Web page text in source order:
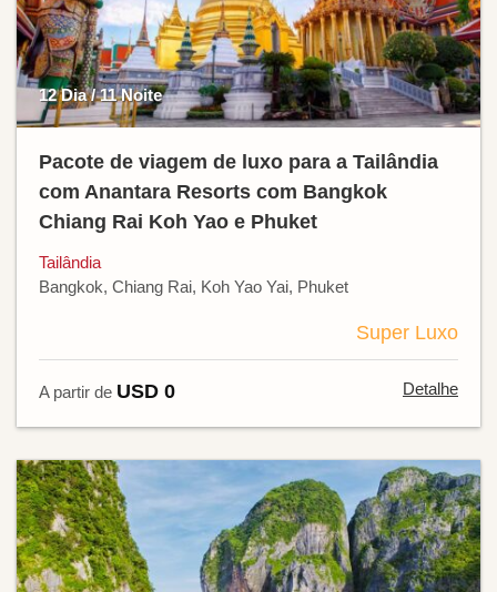
12 Dia / 11 Noite
Pacote de viagem de luxo para a Tailândia
com Anantara Resorts com Bangkok
Chiang Rai Koh Yao e Phuket
Tailândia
Bangkok, Chiang Rai, Koh Yao Yai, Phuket
Super Luxo
A partir de USD 0 Detalhe